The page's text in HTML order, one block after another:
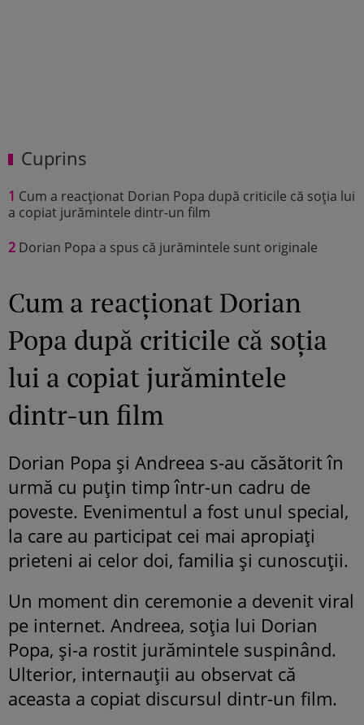
Cuprins
1 Cum a reacționat Dorian Popa după criticile că soția lui
a copiat jurămintele dintr-un film
2 Dorian Popa a spus că jurămintele sunt originale
Cum a reacționat Dorian
Popa după criticile că soția
lui a copiat jurămintele
dintr-un film
Dorian Popa și Andreea s-au căsătorit în
urmă cu puțin timp într-un cadru de
poveste. Evenimentul a fost unul special,
la care au participat cei mai apropiați
prieteni ai celor doi, familia și cunoscuții.
Un moment din ceremonie a devenit viral
pe internet. Andreea, soția lui Dorian
Popa, și-a rostit jurămintele suspinând.
Ulterior, internauții au observat că
aceasta a copiat discursul dintr-un film.